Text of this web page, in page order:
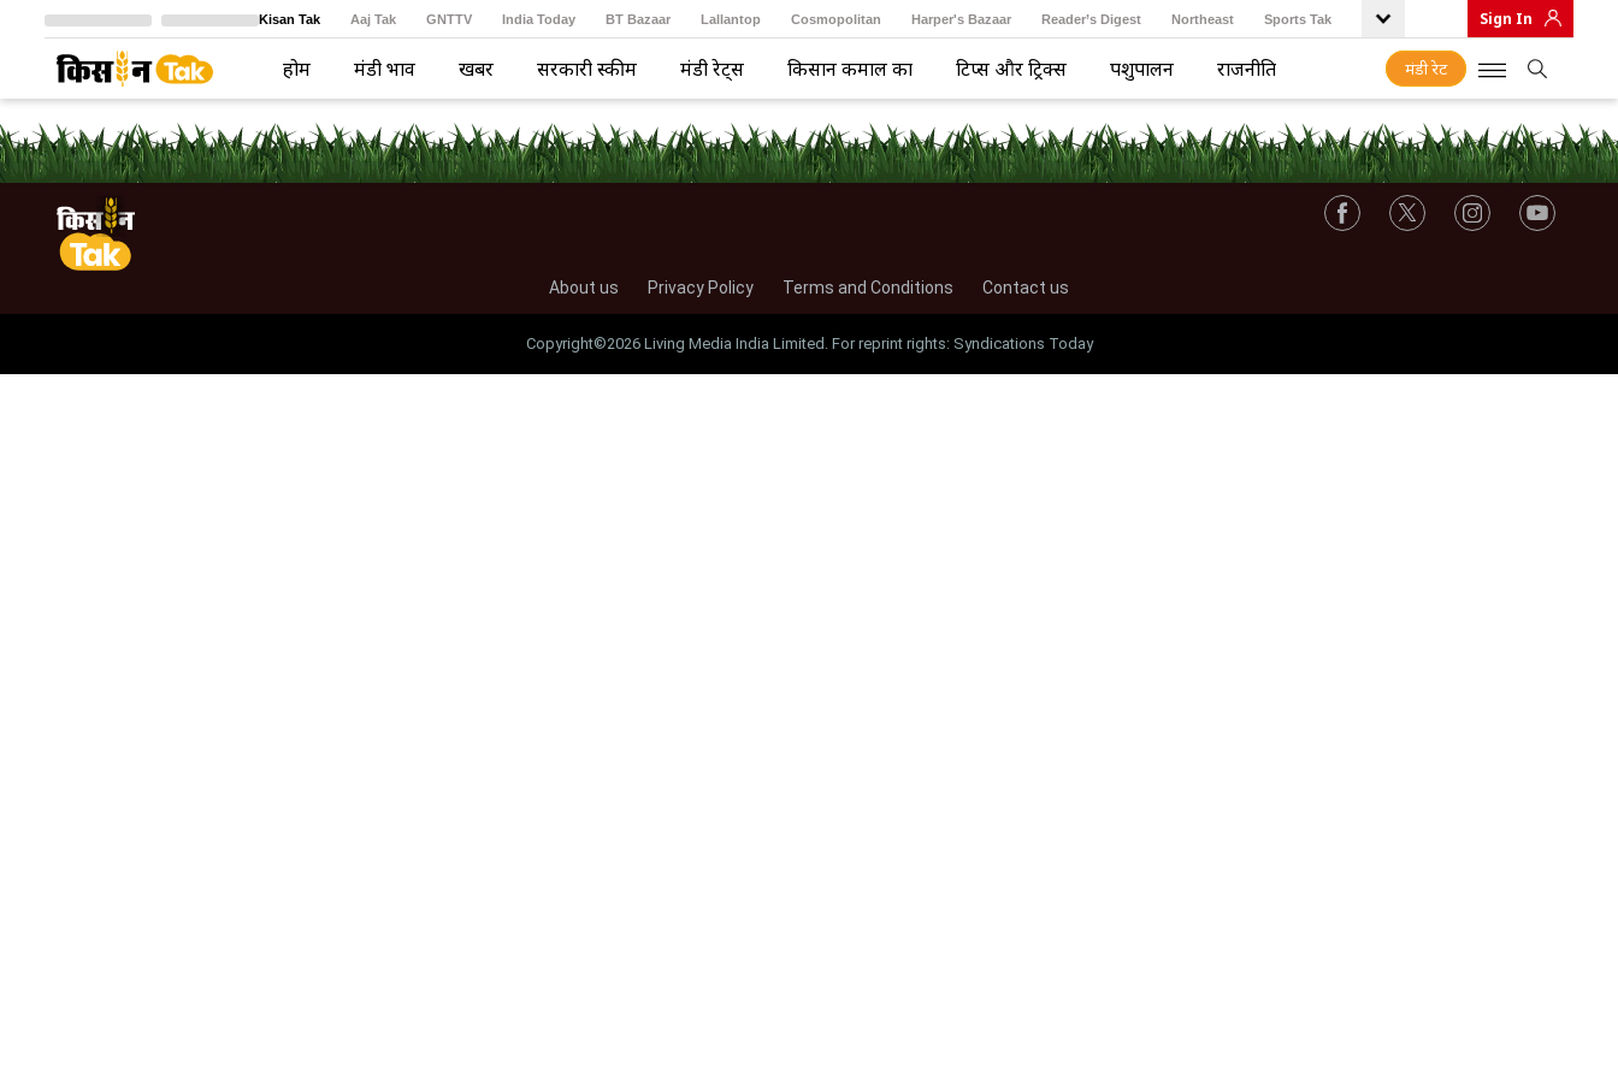
Kisan Tak Aaj Tak GNTTV India Today BT Bazaar Lallantop Cosmopolitan Harper's Bazaar Reader’s Digest Northeast Sports Tak
Crime Tak Astro Tak
Sign In
होम मंडी भाव खबरें सरकारी स्कीम मंडी रेट्स किसान कमाल का टिप्स और ट्रिक्स पशुपालन राजनीति मंडी रेट
About us Privacy Policy Terms and Conditions Contact us
Copyright©2026 Living Media India Limited. For reprint rights: Syndications Today